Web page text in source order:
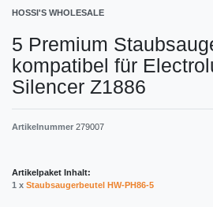
HOSSI'S WHOLESALE
5 Premium
kompatibel für
Silencer Z1886
Artikelnummer 279007
Artikelpaket Inhalt:
1 x Staubsaugerbeutel HW-PH86-5